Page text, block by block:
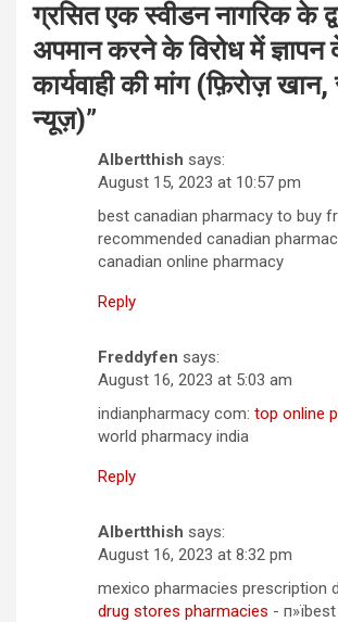
ग्रसित एक स्वीडन नागरिक के
अपमान करने के विरोध में ज्ञापन
कार्यवाही की मांग (फ़िरोज़ खान,
न्यूज़)”
Albertthish says:
August 15, 2023 at 10:57 pm
best canadian pharmacy to buy
recommended canadian
canadian online pharmacy
Reply
Freddyfen says:
August 16, 2023 at 5:03 am
indianpharmacy com: top online
world pharmacy india
Reply
Albertthish says:
August 16, 2023 at 8:32 pm
mexico pharmacies prescription
drug stores pharmacies -